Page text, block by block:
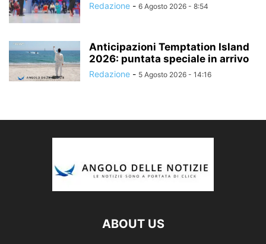
Redazione - 6 Agosto 2026 - 8:54
Anticipazioni Temptation Island
2026: puntata speciale in arrivo
Redazione - 5 Agosto 2026 - 14:16
ABOUT US